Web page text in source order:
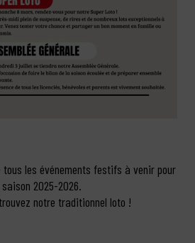
tous les événements festifs à venir pour
2025-2026.
notre traditionnel loto !